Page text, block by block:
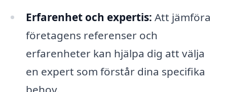
Erfarenhet och expertis: Att jämföra
företagens referenser och
erfarenheter kan hjälpa dig att välja
en expert som förstår dina specifika